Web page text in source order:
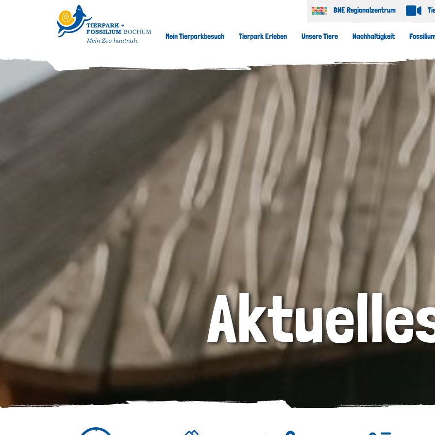
Mein Tierparkbesuch Tierpark Erleben Unsere Tiere Nachhaltigkeit
BNE Regionalzentrum